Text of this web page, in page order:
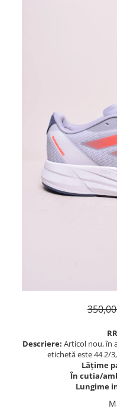
Descriere: Articol nou, în
etichetă este 44 2/
Lățime
În cutia/
Lungime